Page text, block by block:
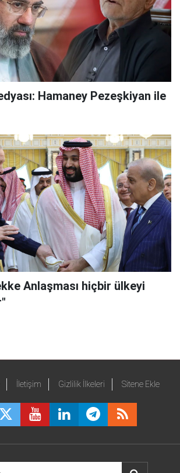
Hamaney Pezeşkiyan ile
Anlaşması hiçbir ülkeyi
İletişim Gizlilik İlkeleri Sitene Ekle